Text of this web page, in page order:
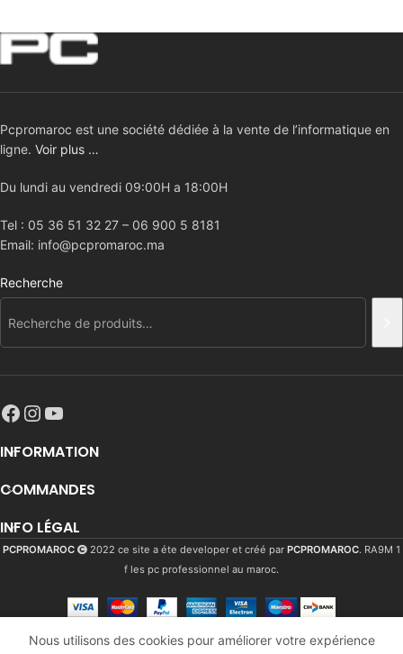
Pcpromaroc est une société dédiée à la vente de l’informatique en
ligne. Voir plus …
Du lundi au vendredi 09:00H a 18:00H
Tel : 05 36 51 32 27 – 06 900 5 8181
Email: info@pcpromaroc.ma
Recherche
INFORMATION
COMMANDES
INFO LÉGAL
PCPROMAROC 2022 ce site a éte developer et créé par PCPROMAROC. RA9M 1
f les pc professionnel au maroc.
Nous utilisons des cookies pour améliorer votre expérience